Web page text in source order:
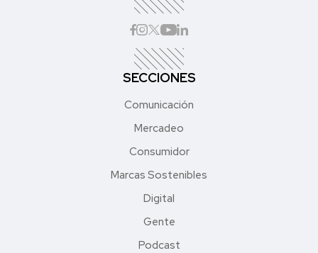
SECCIONES
Comunicación
Mercadeo
Consumidor
Marcas Sostenibles
Digital
Gente
Podcast